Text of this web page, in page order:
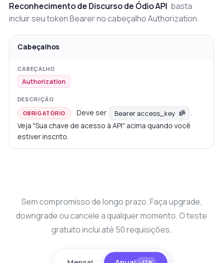
Reconhecimento de Discurso de Ódio API basta
incluir seu token Bearer no cabeçalho Authorization.
Cabeçalhos
Authorization
OBRIGATÓRIO Deve ser Bearer access_key
Veja "Sua chave de acesso à API" acima quando você
estiver inscrito.
Sem compromisso de longo prazo. Faça upgrade,
downgrade ou cancele a qualquer momento. O teste
gratuito inclui até 50 requisições.